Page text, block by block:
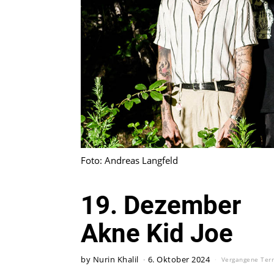
Foto: Andreas Langfeld
19. Dezember
Akne Kid Joe
by Nurin Khalil 6. Oktober 2024 Vergangene